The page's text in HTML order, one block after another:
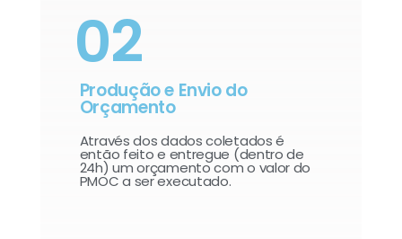
02
Produção e Envio do
Orçamento
Através dos dados coletados é
então feito e entregue (dentro de
24h) um orçamento com o valor do
PMOC a ser executado.